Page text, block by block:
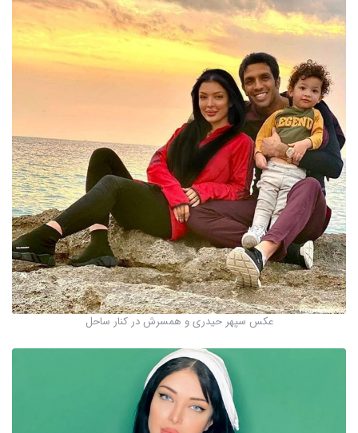
عکس سپهر حیدری و همسرش در کنار ساحل